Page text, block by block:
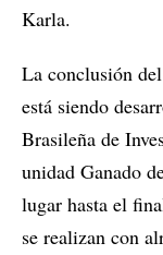
Karla.
La conclusión
está siendo
Brasileña de
unidad Ganado
lugar hasta el
se realizan con